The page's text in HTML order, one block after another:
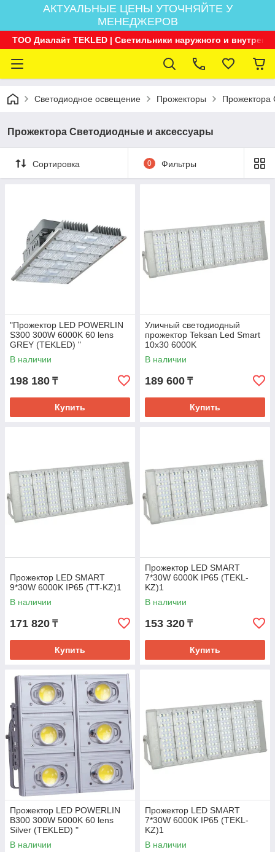
АКТУАЛЬНЫЕ ЦЕНЫ УТОЧНЯЙТЕ У
МЕНЕДЖЕРОВ
ТОО Диалайт TEKLED | Светильники наружного и
Светодиодное освещение Прожекторы Прожектора
Прожектора Светодиодные и аксессуары
Сортировка 0 Фильтры
"Прожектор LED POWERLIN
S300 300W 6000K 60 lens
GREY (TEKLED) "
В наличии
198 180 ₸
Купить
Уличный светодиодный
прожектор Teksan Led Smart
10х30 6000K
В наличии
189 600 ₸
Купить
Прожектор LED SMART
9*30W 6000K IP65 (TT-KZ)1
В наличии
171 820 ₸
Купить
Прожектор LED SMART
7*30W 6000K IP65 (TEKL-
KZ)1
В наличии
153 320 ₸
Купить
Прожектор LED POWERLIN
B300 300W 5000K 60 lens
Silver (TEKLED) "
В наличии
Прожектор LED SMART
7*30W 6000K IP65 (TEKL-
KZ)1
В наличии